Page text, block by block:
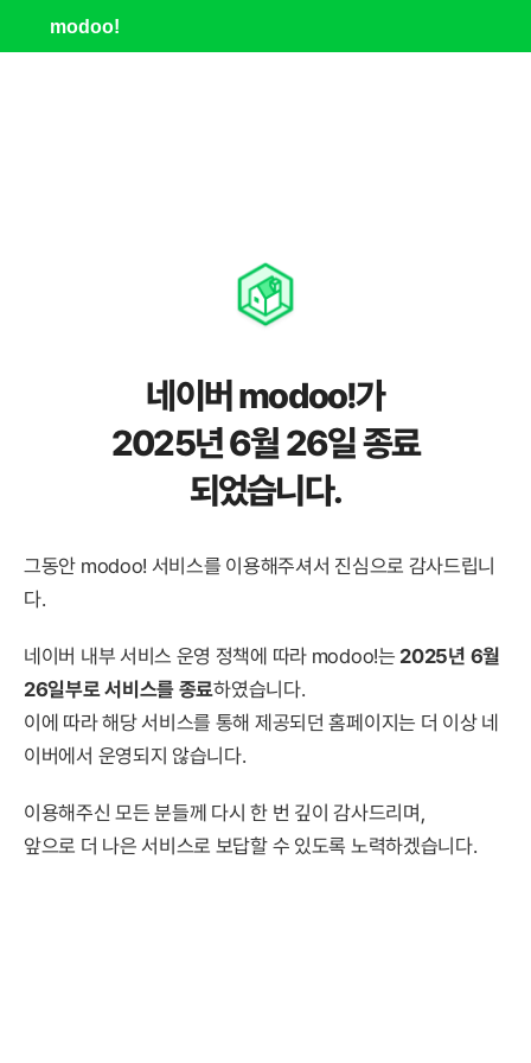
modoo!
네이버 modoo!가
2025년 6월 26일 종료
되었습니다.
그동안 modoo! 서비스를 이용해주셔서 진심으로 감사드립니
다.
네이버 내부 서비스 운영 정책에 따라 modoo!는 2025년 6월
26일부로 서비스를 종료하였습니다.
이에 따라 해당 서비스를 통해 제공되던 홈페이지는 더 이상 네
이버에서 운영되지 않습니다.
이용해주신 모든 분들께 다시 한 번 깊이 감사드리며,
앞으로 더 나은 서비스로 보답할 수 있도록 노력하겠습니다.